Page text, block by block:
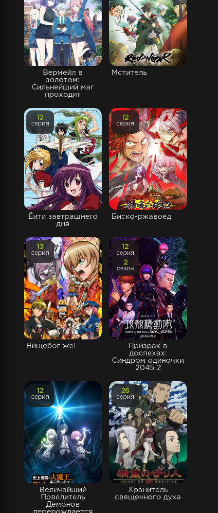
Вермейл в
золотом:
Сильнейший маг
проходит
Мститель
Ёити завтрашнего
дня
12
серия
Биско-ржавоед
12
серия
Нищебог же!
13
серия
Призрак в
доспехах:
Синдром одиночки
2045 2
12
серия
2
сезон
Величайший
Повелитель
Демонов
12
серия
Хранитель
священного духа
26
серия